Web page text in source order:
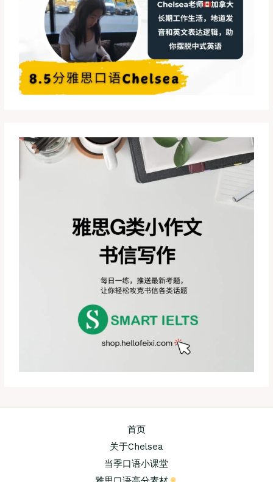
首页
关于Chelsea
当季口语小课堂